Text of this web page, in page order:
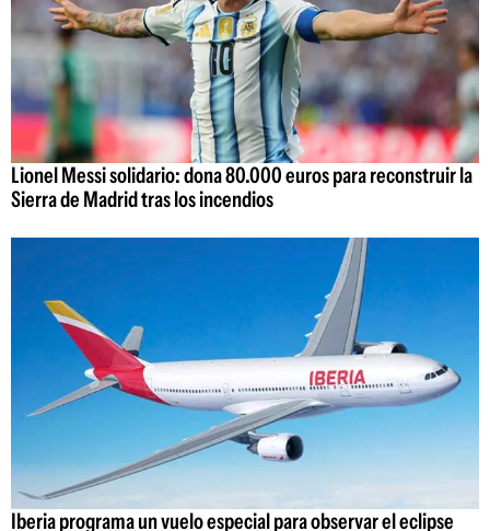
Lionel Messi solidario: dona 80.000 euros para reconstruir la
Sierra de Madrid tras los incendios
Iberia programa un vuelo especial para observar el eclipse